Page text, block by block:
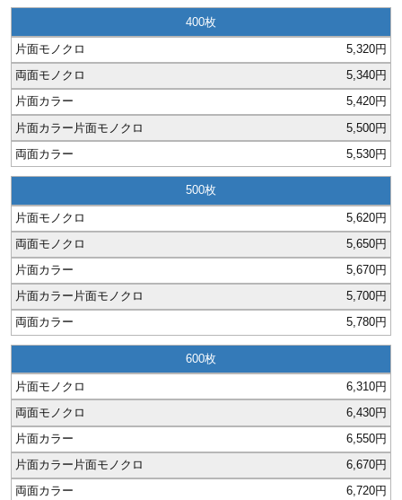
印刷
リーブ印刷
加工
印刷
ファイル印刷
ァイル印刷
印刷
リーブ
ー印刷
400
5,320円
5,340円
5,420円
5,500円
5,530円
500
5,620円
5,650円
5,670円
5,700円
5,780円
600
6,310円
6,430円
6,550円
6,670円
6,720円